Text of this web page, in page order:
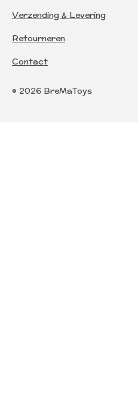
Verzending & Levering
Retourneren
Contact
© 2026 BreMaToys